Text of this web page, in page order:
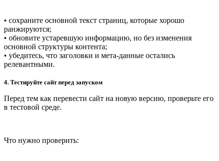
• сохраните основной текст страниц, которые хорошо
ранжируются;
• обновите устаревшую информацию, но без изменения
основной структуры контента;
• убедитесь, что заголовки и мета-данные остались
релевантными.
4. Тестируйте сайт перед запуском
Перед тем как перевести сайт на новую версию, проверьте его
в тестовой среде.
Что нужно проверить: